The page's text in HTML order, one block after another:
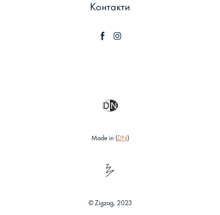
Контакти
Made in (DN)
© Zigzag, 2023